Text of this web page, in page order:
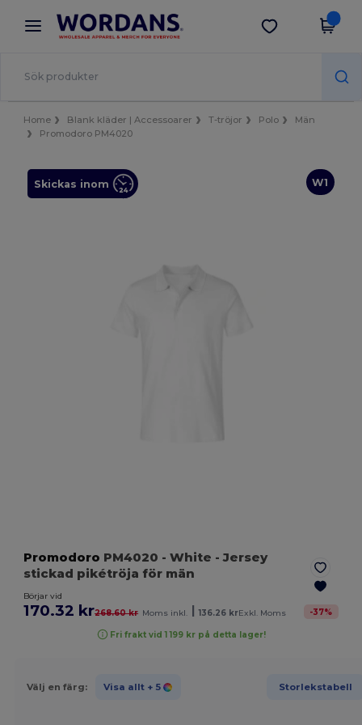
× Wordans-app
Bättre priser i appen!
Hämta app
Home Blank kläder | Accessoarer T-tröjor Polo
Män
Promodoro PM4020
W1
Skickas inom
Promodoro PM4020 - White - Jersey
stickad pikétröja för män
Börjar vid
170.32 kr268.60 kr Moms inkl. 136.26 krExkl. Moms -37%
Fri frakt vid 1 199 kr på detta lager!
Välj en färg: Visa allt + 5 Storlekstabell